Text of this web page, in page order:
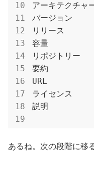
アーキテクチ
バージョ
リリース
容量
リポジトリ
要約
URL
ライセン
説明
あるね。次の段階に移